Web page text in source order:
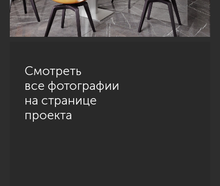
Смотреть
все фотографии
на странице
проекта